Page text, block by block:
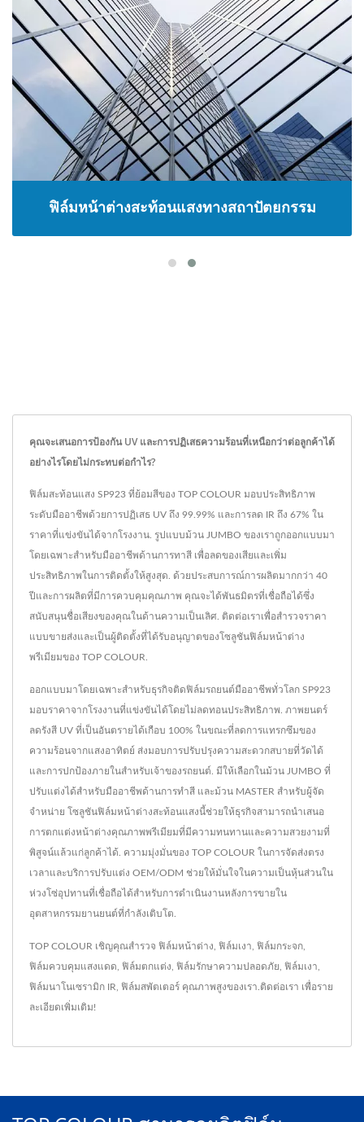
ฟิล์มหน้าต่างสะท้อนแสงทางสถาปัตยกรรม
คุณจะเสนอการป้องกัน UV และการปฏิเสธความร้อนที่เหนือกว่าต่อลูกค้าได้
อย่างไรโดยไม่กระทบต่อกำไร?
ฟิล์มสะท้อนแสง SP923 ที่ย้อมสีของ TOP COLOUR มอบประสิทธิภาพ
ระดับมืออาชีพด้วยการปฏิเสธ UV ถึง 99.99% และการลด IR ถึง 67% ใน
ราคาที่แข่งขันได้จากโรงงาน. รูปแบบม้วน JUMBO ของเราถูกออกแบบมา
โดยเฉพาะสำหรับมืออาชีพด้านการทาสี เพื่อลดของเสียและเพิ่ม
ประสิทธิภาพในการติดตั้งให้สูงสุด. ด้วยประสบการณ์การผลิตมากกว่า 40
ปีและการผลิตที่มีการควบคุมคุณภาพ คุณจะได้พันธมิตรที่เชื่อถือได้ซึ่ง
สนับสนุนชื่อเสียงของคุณในด้านความเป็นเลิศ. ติดต่อเราเพื่อสำรวจราคา
แบบขายส่งและเป็นผู้ติดตั้งที่ได้รับอนุญาตของโซลูชันฟิล์มหน้าต่าง
พรีเมียมของ TOP COLOUR.
ออกแบบมาโดยเฉพาะสำหรับธุรกิจติดฟิล์มรถยนต์มืออาชีพทั่วโลก SP923
มอบราคาจากโรงงานที่แข่งขันได้โดยไม่ลดทอนประสิทธิภาพ. ภาพยนตร์
ลดรังสี UV ที่เป็นอันตรายได้เกือบ 100% ในขณะที่ลดการแทรกซึมของ
ความร้อนจากแสงอาทิตย์ ส่งมอบการปรับปรุงความสะดวกสบายที่วัดได้
และการปกป้องภายในสำหรับเจ้าของรถยนต์. มีให้เลือกในม้วน JUMBO ที่
ปรับแต่งได้สำหรับมืออาชีพด้านการทำสี และม้วน MASTER สำหรับผู้จัด
จำหน่าย โซลูชันฟิล์มหน้าต่างสะท้อนแสงนี้ช่วยให้ธุรกิจสามารถนำเสนอ
การตกแต่งหน้าต่างคุณภาพพรีเมียมที่มีความทนทานและความสวยงามที่
พิสูจน์แล้วแก่ลูกค้าได้. ความมุ่งมั่นของ TOP COLOUR ในการจัดส่งตรง
เวลาและบริการปรับแต่ง OEM/ODM ช่วยให้มั่นใจในความเป็นหุ้นส่วนใน
ห่วงโซ่อุปทานที่เชื่อถือได้สำหรับการดำเนินงานหลังการขายใน
อุตสาหกรรมยานยนต์ที่กำลังเติบโต.
TOP COLOUR เชิญคุณสำรวจ ฟิล์มหน้าต่าง ฟิล์มเงา ฟิล์มกระจก
ฟิล์มควบคุมแสงแดด ฟิล์มตกแต่ง ฟิล์มรักษาความปลอดภัย ฟิล์มเงา
ฟิล์มนาโนเซรามิก IR ฟิล์มสพัตเตอร์ คุณภาพสูงของเรา. ติดต่อเรา เพื่อราย
ละเอียดเพิ่มเติม!